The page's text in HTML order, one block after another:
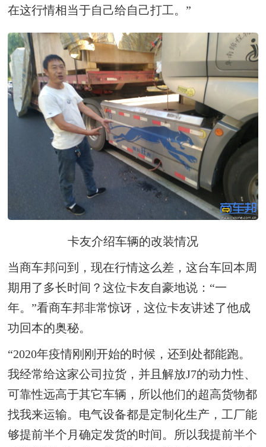
在这行情相当于自己给自己打工。”
卡友介绍车辆的改装情况
当商车邦问到，现在行情这么差，这台车回本周
期用了多长时间？这位卡友自豪地说：“一
年。”看商车邦非常惊讶，这位卡友讲述了他成
功回本的奥秘。
“2020年疫情刚刚开始的时候，还到处都能跑。
我经常给这家公司拉货，并且解放J7的动力性、
可靠性远高于其它车辆，所以他们的超高货物都
找我来运输。电气设备都是定制化生产，工厂能
够提前半个月确定发货的时间。所以我提前半个